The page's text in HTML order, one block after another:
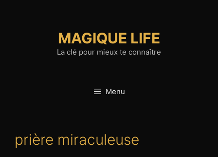
MAGIQUE LIFE
La clé pour mieux te connaître
Menu
prière miraculeuse